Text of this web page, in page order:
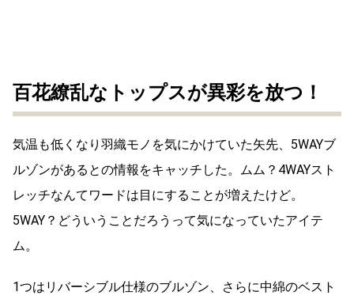
百花繚乱なトップスが異彩を放つ！
気温も低くなり羽織モノを気にかけていた矢先、5WAYブ
ルゾンがあるとの情報をキャッチした。ムム？4WAYスト
レッチなんてワードは目にすることが増えたけど。
5WAY？どういうことだろうって気になっていたアイテ
ム。
1つはリバーシブル仕様のブルゾン、さらに中綿のベスト